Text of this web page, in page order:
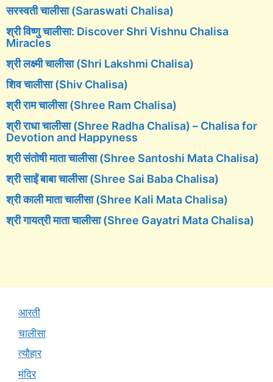
सरस्वती चालीसा (Saraswati Chalisa)
श्री विष्णु चालीसा: Discover Shri Vishnu Chalisa
Miracles
श्री लक्ष्मी चालीसा (Shri Lakshmi Chalisa)
शिव चालीसा (Shiv Chalisa)
श्री राम चालीसा (Shree Ram Chalisa)
श्री राधा चालीसा (Shree Radha Chalisa) – Chalisa for
Devotion and Happyness
श्री संतोषी माता चालीसा (Shree Santoshi Mata Chalisa)
श्री साईं बाबा चालीसा (Shree Sai Baba Chalisa)
श्री काली माता चालीसा (Shree Kali Mata Chalisa)
श्री गायत्री माता चालीसा (Shree Gayatri Mata Chalisa)
आरती
चालीसा
त्यौहार
मंदिर